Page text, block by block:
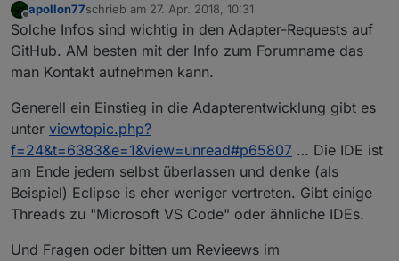
Offline
apollon77schrieb am 27. Apr. 2018, 10:31
zuletzt editiert von
Solche Infos sind wichtig in den Adapter-Requests auf
GitHub. AM besten mit der Info zum Forumname das
man Kontakt aufnehmen kann.
Generell ein Einstieg in die Adapterentwicklung gibt es
unter viewtopic.php?
f=24&t=6383&e=1&view=unread#p65807 … Die IDE ist
am Ende jedem selbst überlassen und denke (als
Beispiel) Eclipse is eher weniger vertreten. Gibt einige
Threads zu "Microsoft VS Code" oder ähnliche IDEs.
Und Fragen oder bitten um Revieews im